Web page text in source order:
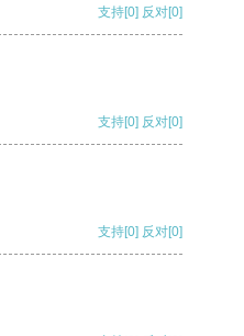
支持[0] 反对[0]
支持[0] 反对[0]
支持[0] 反对[0]